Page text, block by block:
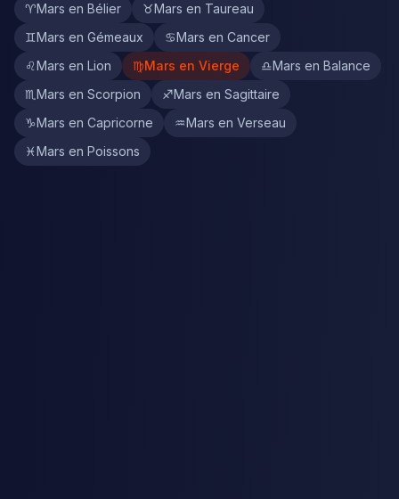
♈Mars en Bélier ♉Mars en Taureau
♊Mars en Gémeaux ♋Mars en Cancer
♌Mars en Lion ♍Mars en Vierge ♎Mars en Balance
♏ Mars en Scorpion ♐Mars en Sagittaire
♑Mars en Capricorne ♒Mars en Verseau
♓Mars en Poissons